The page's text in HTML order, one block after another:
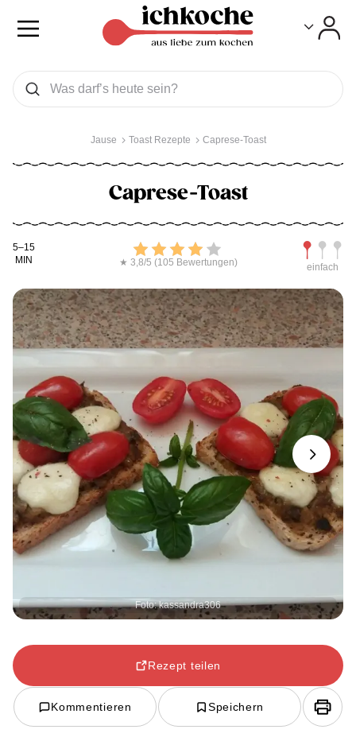
Was wollen Sie suchen
Suchen
Jause Toast Rezepte Caprese-Toast
Caprese-Toast
Kochdauer
5–15
MIN
Bewerten
★ 3,8/5 (105 Bewertungen) einfach
Foto: kassandra306
Next
Rezept teilen
Kommentieren Speichern